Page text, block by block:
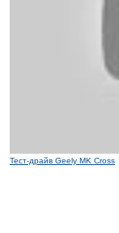
Тест-драйв Geely MK Cross